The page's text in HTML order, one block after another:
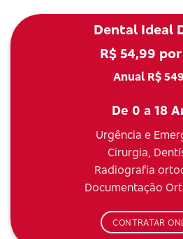
Dental Ideal
R$ 54,99
Anual R$
De 0 a 18
Urgência e
Cirurgia,
Radiografia
Documentação
CONTRATAR